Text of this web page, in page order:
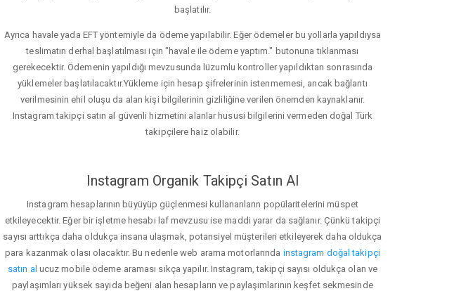
başlatılır.
Ayrıca havale yada EFT yöntemiyle da ödeme yapılabilir. Eğer ödemeler bu yollarla yapıldıysa
teslimatın derhal başlatılması için "havale ile ödeme yaptım." butonuna tıklanması
gerekecektir. Ödemenin yapıldığı mevzusunda lüzumlu kontroller yapıldıktan sonrasında
yüklemeler başlatılacaktır.Yükleme için hesap şifrelerinin istenmemesi, ancak bağlantı
verilmesinin ehil oluşu da alan kişi bilgilerinin gizliliğine verilen önemden kaynaklanır.
Instagram takipçi satın al güvenli hizmetini alanlar hususi bilgilerini vermeden doğal Türk
takipçilere haiz olabilir.
Instagram Organik Takipçi Satın Al
Instagram hesaplarının büyüyüp güçlenmesi kullananların popülaritelerini müspet
etkileyecektir. Eğer bir işletme hesabı laf mevzusu ise maddi yarar da sağlanır. Çünkü takipçi
sayısı arttıkça daha oldukça insana ulaşmak, potansiyel müşterileri etkileyerek daha oldukça
para kazanmak olası olacaktır. Bu nedenle web arama motorlarında instagram doğal takipçi
satın al ucuz mobile ödeme araması sıkça yapılır. Instagram, takipçi sayısı oldukça olan ve
paylaşımları yüksek sayıda beğeni alan hesapların ve paylaşımlarının keşfet sekmesinde